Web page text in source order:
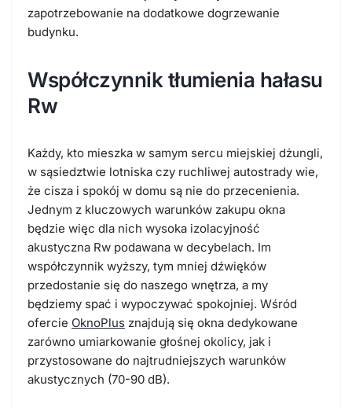
zapotrzebowanie na dodatkowe dogrzewanie
budynku.
Współczynnik tłumienia hałasu
Rw
Każdy, kto mieszka w samym sercu miejskiej dżungli,
w sąsiedztwie lotniska czy ruchliwej autostrady wie,
że cisza i spokój w domu są nie do przecenienia.
Jednym z kluczowych warunków zakupu okna
będzie więc dla nich wysoka izolacyjność
akustyczna Rw podawana w decybelach. Im
współczynnik wyższy, tym mniej dźwięków
przedostanie się do naszego wnętrza, a my
będziemy spać i wypoczywać spokojniej. Wśród
ofercie OknoPlus znajdują się okna dedykowane
zarówno umiarkowanie głośnej okolicy, jak i
przystosowane do najtrudniejszych warunków
akustycznych (70-90 dB).